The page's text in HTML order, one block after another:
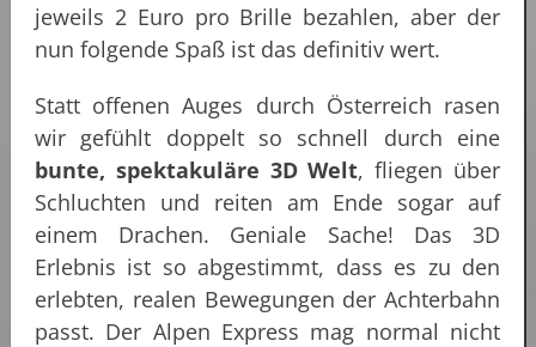
jeweils 2 Euro pro Brille bezahlen, aber der
nun folgende Spaß ist das definitiv wert.
Statt offenen Auges durch Österreich rasen
wir gefühlt doppelt so schnell durch eine
bunte, spektakuläre 3D Welt, fliegen über
Schluchten und reiten am Ende sogar auf
einem Drachen. Geniale Sache! Das 3D
Erlebnis ist so abgestimmt, dass es zu den
erlebten, realen Bewegungen der Achterbahn
passt. Der Alpen Express mag normal nicht